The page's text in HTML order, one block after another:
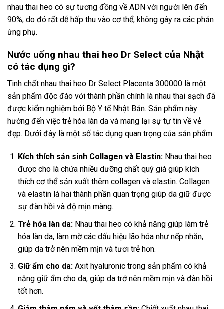
nhau thai heo có sự tương đồng về ADN với người lên đến
90%, do đó rất dễ hấp thu vào cơ thể, không gây ra các phản
ứng phụ.
Nước uống nhau thai heo Dr Select của Nhật
có tác dụng gì?
Tinh chất nhau thai heo Dr Select Placenta 300000 là một
sản phẩm độc đáo với thành phần chính là nhau thai sạch đã
được kiểm nghiệm bởi Bộ Y tế Nhật Bản. Sản phẩm này
hướng đến việc trẻ hóa làn da và mang lại sự tự tin về vẻ
đẹp. Dưới đây là một số tác dụng quan trọng của sản phẩm:
Kích thích sản sinh Collagen và Elastin:Nhau thai heo
được cho là chứa nhiều dưỡng chất quý giá giúp kích
thích cơ thể sản xuất thêm collagen và elastin. Collagen
và elastin là hai thành phần quan trọng giúp da giữ được
sự đàn hồi và độ mịn màng.
Trẻ hóa làn da:Nhau thai heo có khả năng giúp làm trẻ
hóa làn da, làm mờ các dấu hiệu lão hóa như nếp nhăn,
giúp da trở nên mềm mịn và tươi trẻ hơn.
Giữ ẩm cho da:Axit hyaluronic trong sản phẩm có khả
năng giữ ẩm cho da, giúp da trở nên mềm mịn và đàn hồi
tốt hơn.